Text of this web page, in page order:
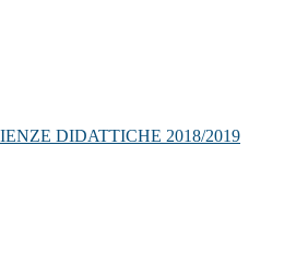
DIDATTICHE 2018/2019